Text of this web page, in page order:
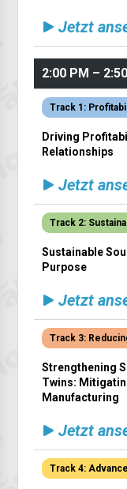
Jetzt
2:00 PM –
Track 1:
Driving
Relationships
Jetzt
Track 2:
Sustainable
Purpose
Jetzt
Track 3:
Strengthening
Twins:
Manufacturing
Jetzt
Track 4: